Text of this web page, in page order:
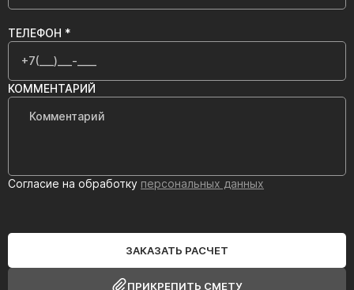
ТЕЛЕФОН *
КОММЕНТАРИЙ
Согласие на обработку персональных данных
ЗАКАЗАТЬ РАСЧЕТ
ПРИКРЕПИТЬ СМЕТУ